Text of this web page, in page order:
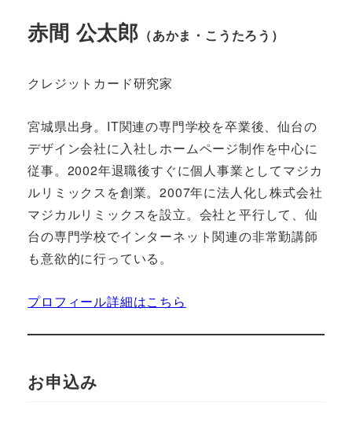
赤間 公太郎 （あかま・こうたろう）
クレジットカード研究家
宮城県出身。IT関連の専門学校を卒業後、仙台の
デザイン会社に入社しホームページ制作を中心に
従事。2002年退職後すぐに個人事業としてマジカ
ルリミックスを創業。2007年に法人化し株式会社
マジカルリミックスを設立。会社と平行して、仙
台の専門学校でインターネット関連の非常勤講師
も意欲的に行っている。
プロフィール詳細はこちら
お申込み